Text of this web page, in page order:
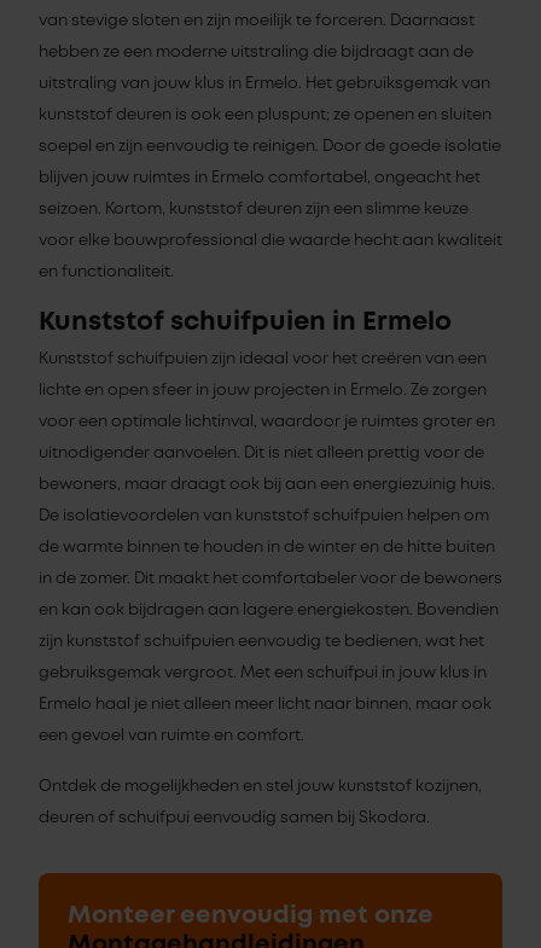
van stevige sloten en zijn moeilijk te forceren. Daarnaast
hebben ze een moderne uitstraling die bijdraagt aan de
uitstraling van jouw klus in Ermelo. Het gebruiksgemak van
kunststof deuren is ook een pluspunt; ze openen en sluiten
soepel en zijn eenvoudig te reinigen. Door de goede isolatie
blijven jouw ruimtes in Ermelo comfortabel, ongeacht het
seizoen. Kortom, kunststof deuren zijn een slimme keuze
voor elke bouwprofessional die waarde hecht aan kwaliteit
en functionaliteit.
Kunststof schuifpuien in Ermelo
Kunststof schuifpuien zijn ideaal voor het creëren van een
lichte en open sfeer in jouw projecten in Ermelo. Ze zorgen
voor een optimale lichtinval, waardoor je ruimtes groter en
uitnodigender aanvoelen. Dit is niet alleen prettig voor de
bewoners, maar draagt ook bij aan een energiezuinig huis.
De isolatievoordelen van kunststof schuifpuien helpen om
de warmte binnen te houden in de winter en de hitte buiten
in de zomer. Dit maakt het comfortabeler voor de bewoners
en kan ook bijdragen aan lagere energiekosten. Bovendien
zijn kunststof schuifpuien eenvoudig te bedienen, wat het
gebruiksgemak vergroot. Met een schuifpui in jouw klus in
Ermelo haal je niet alleen meer licht naar binnen, maar ook
een gevoel van ruimte en comfort.
Ontdek de mogelijkheden en stel jouw kunststof kozijnen,
deuren of schuifpui eenvoudig samen bij Skodora.
Monteer eenvoudig met onze